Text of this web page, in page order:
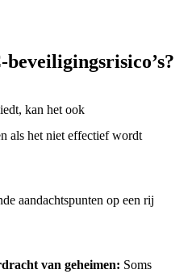
kan het ook
als het niet effectief wordt
aandachtspunten op een rij
van geheimen: Soms